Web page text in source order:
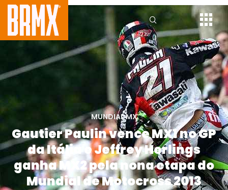
MUNDIAL MX
Gautier Paulin vence MX1 no GP
da Itália e Jeffrey Herlings
ganha MX2 pela nona etapa do
Mundial de Motocross 2013